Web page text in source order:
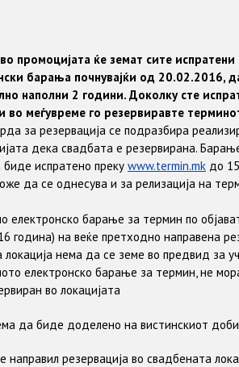
промоцијата ќе земат сите
барања почнувајќи од 20.02.2016,
наполни 2 години. Доколку сте
во меѓувреме го резервиравте
за резервација се подразбира
дека свадбата е резервирана.
испратено преку www.termin.mk до
да се однесува и за релизација на
електронско барање за термин по
година) на веќе претходно направена
локација нема да се земе во предвид за
електронско барање за термин, не
во локацијата
да биде доделено на вистинскиот
направил резервација во свадбената